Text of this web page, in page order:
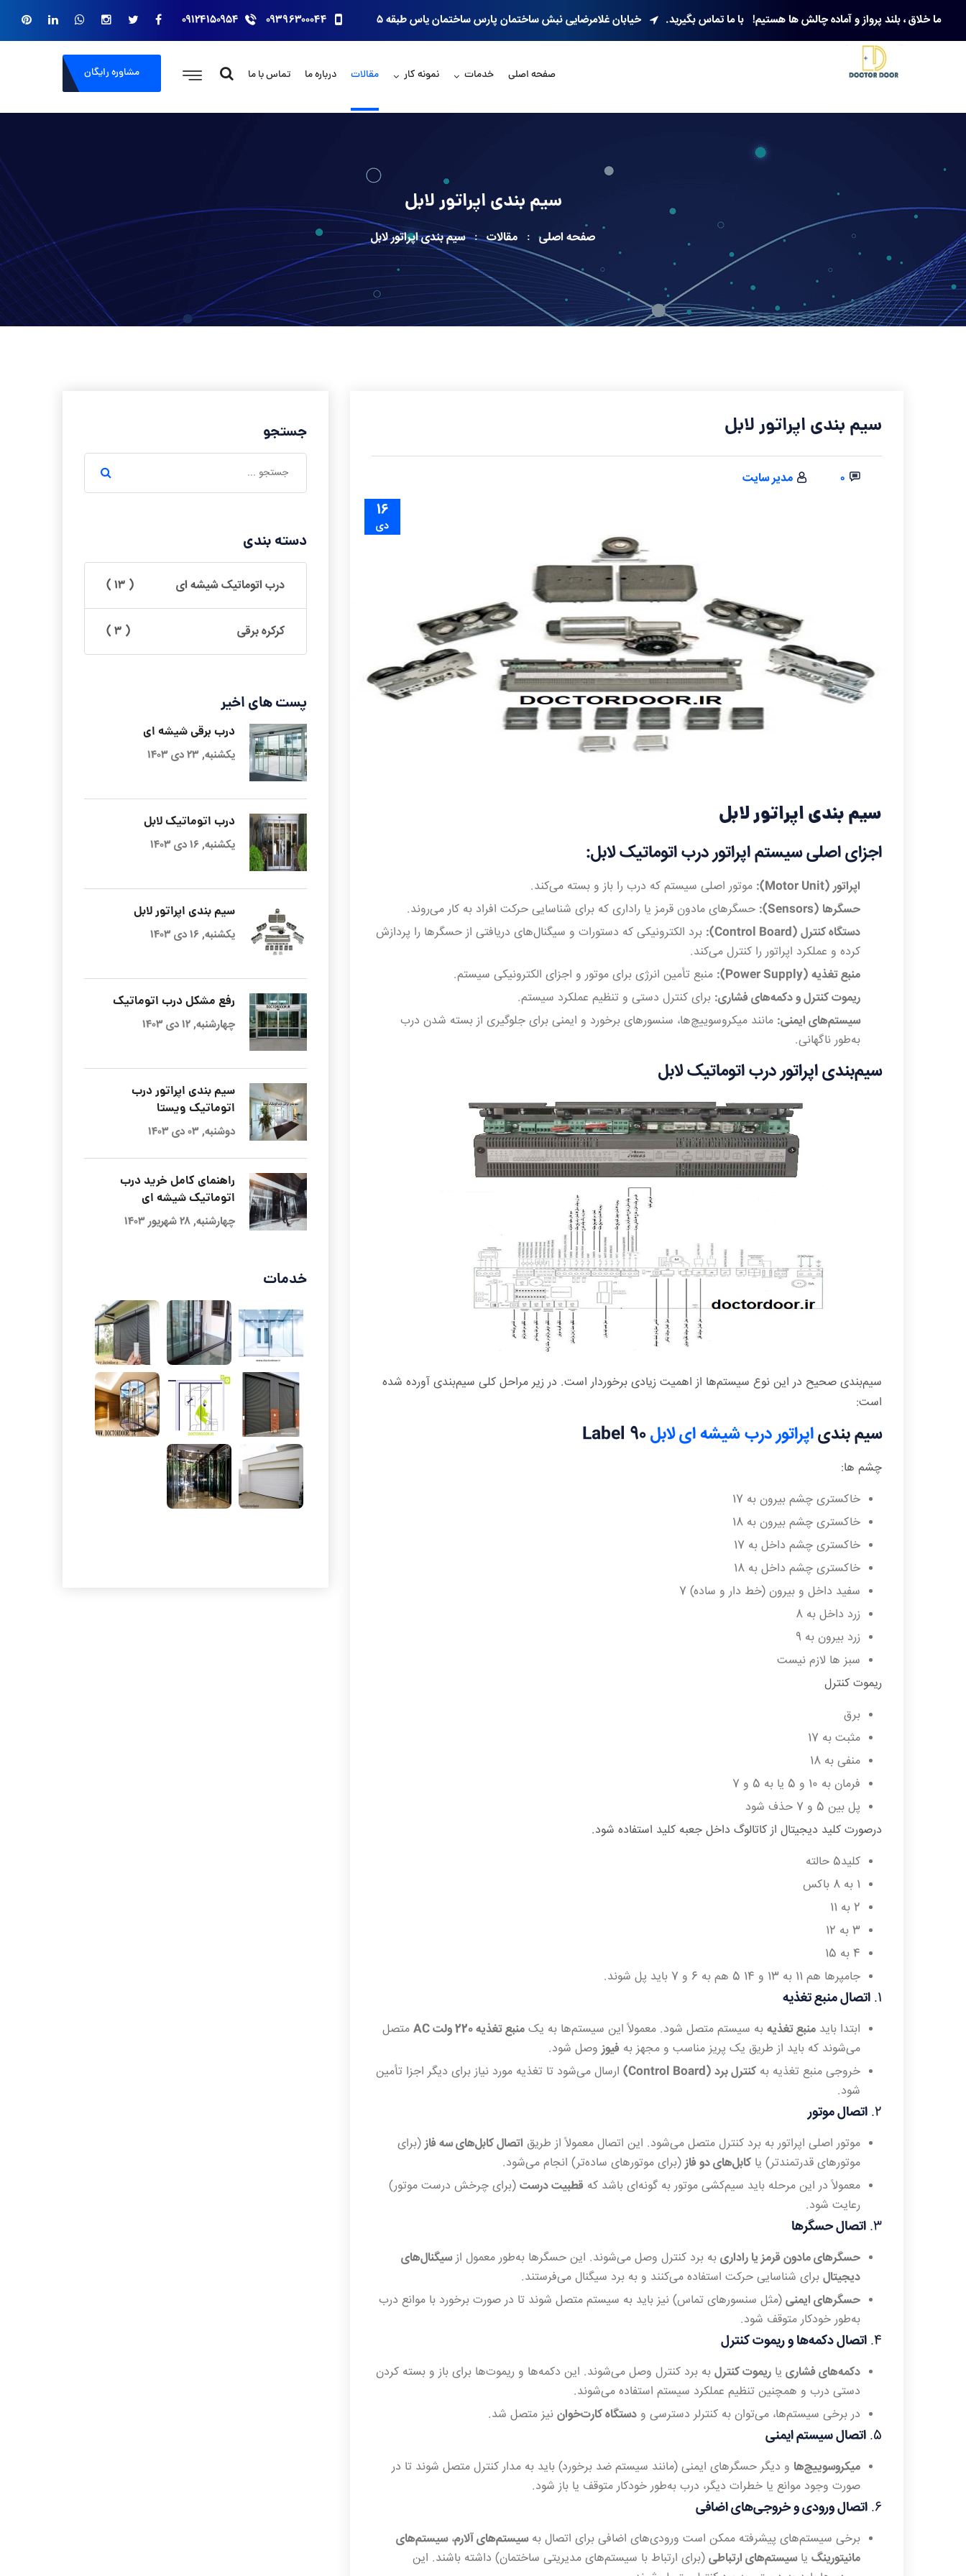
ما خلاق ، بلند پرواز و آماده چالش ها هستیم! با ما تماس بگیرید. خیابان غلامرضایی نبش ساختمان پارس ساختمان یاس طبقه ۵ ۰۹۳۹۶۳۰۰۰۴۴ ۰۹۱۲۴۱۵۰۹۵۴
صفحه اصلی خدمات نمونه کار مقالات درباره ما تماس با ما مشاوره رایگان
سیم بندی اپراتور لابل
صفحه اصلی مقالات سیم بندی اپراتور لابل
سیم بندی اپراتور لابل
۰ مدیر سایت
۱۶
دی
سیم بندی اپراتور لابل
اجزای اصلی سیستم اپراتور درب اتوماتیک لابل:
اپراتور (Motor Unit):
موتور اصلی سیستم که درب را باز و بسته می‌کند.
حسگرها (Sensors):
حسگرهای مادون قرمز یا راداری که برای شناسایی حرکت افراد به کار می‌روند.
دستگاه کنترل (Control Board):
برد الکترونیکی که دستورات و سیگنال‌های دریافتی از حسگرها را پردازش
کرده و عملکرد اپراتور را کنترل می‌کند.
منبع تغذیه (Power Supply):
منبع تأمین انرژی برای موتور و اجزای الکترونیکی سیستم.
ریموت کنترل و دکمه‌های فشاری: برای کنترل دستی و تنظیم عملکرد سیستم.
سیستم‌های ایمنی: مانند میکروسوییچ‌ها، سنسورهای برخورد و ایمنی برای جلوگیری از بسته شدن درب
به‌طور ناگهانی.
سیم‌بندی اپراتور درب اتوماتیک لابل
سیم‌بندی صحیح در این نوع سیستم‌ها از اهمیت زیادی برخوردار است. در زیر مراحل کلی سیم‌بندی آورده شده
است:
سیم بندیاپراتور درب شیشه ای لابل
چشم ها:
خاکستری چشم بیرون به 17
خاکستری چشم بیرون به 18
خاکستری چشم داخل به 17
خاکستری چشم داخل به 18
سفید داخل و بیرون (خط دار و ساده) 7
زرد داخل به 8
زرد بیرون به 9
سبز ها لازم نیست
ریموت کنترل
برق
مثبت به 17
منفی به 18
فرمان به 10 و 5 یا به 5 و 7
پل بین 5 و 7 حذف شود
درصورت کلید دیجیتال از کاتالوگ داخل جعبه کلید استفاده شود.
کلید5 حالته
1 به 8 باکس
2 به 11
3 به 12
4 به 15
جامپرها هم 11 به 13 و 14 5 هم به 6 و 7 باید پل شوند.
1. اتصال منبع تغذیه
ابتدا باید منبع تغذیه به سیستم متصل شود. معمولاً این سیستم‌ها به یک منبع تغذیه 220 ولت AC
متصل
می‌شوند که باید از طریق یک پریز مناسب و مجهز به فیوزوصل شود.
خروجی منبع تغذیه به کنترل برد (Control Board)
ارسال می‌شود تا تغذیه مورد نیاز برای دیگر اجزا تأمین
شود.
2. اتصال موتور
موتور اصلی اپراتور به برد کنترل متصل می‌شود. این اتصال معمولاً از طریق اتصال کابل‌های سه فاز(برای
موتورهای قدرتمندتر) یا کابل‌های دو فاز(برای موتورهای ساده‌تر) انجام می‌شود.
معمولاً در این مرحله باید سیم‌کشی موتور به گونه‌ای باشد که قطبیت درست (برای چرخش درست موتور)
رعایت شود.
3. اتصال حسگرها
حسگرهای مادون قرمز یا راداری به برد کنترل وصل می‌شوند. این حسگرها به‌طور معمول ازسیگنال‌های
دیجیتال برای شناسایی حرکت استفاده می‌کنند و به برد سیگنال می‌فرستند.
حسگرهای ایمنی (مثل سنسورهای تماس) نیز باید به سیستم متصل شوند تا در صورت برخورد با موانع درب
به‌طور خودکار متوقف شود.
4. اتصال دکمه‌ها و ریموت کنترل
دکمه‌های فشاری یا ریموت کنترل به برد کنترل وصل می‌شوند. این دکمه‌ها و ریموت‌ها برای باز و بسته کردن
دستی درب و همچنین تنظیم عملکرد سیستم استفاده می‌شوند.
در برخی سیستم‌ها، می‌توان به کنترلر دسترسی و دستگاه کارت‌خوان نیز متصل شد.
5. اتصال سیستم ایمنی
میکروسوییچ‌ها و دیگر حسگرهای ایمنی (مانند سیستم ضد برخورد) باید به مدار کنترل متصل شوند تا در
صورت وجود موانع یا خطرات دیگر، درب به‌طور خودکار متوقف یا باز شود.
6. اتصال ورودی و خروجی‌های اضافی
برخی سیستم‌های پیشرفته ممکن است ورودی‌های اضافی برای اتصال بهسیستم‌های آلارم،سیستم‌های
مانیتورینگ یاسیستم‌های ارتباطی (برای ارتباط با سیستم‌های مدیریتی ساختمان) داشته باشند. این
جستجو
دسته بندی
درب اتوماتیک شیشه ای ( ۱۳ )
کرکره برقی ( ۳ )
پست های اخیر
درب برقی شیشه ای
یکشنبه, ۲۳ دی ۱۴۰۳
درب اتوماتیک لابل
یکشنبه, ۱۶ دی ۱۴۰۳
سیم بندی اپراتور لابل
یکشنبه, ۱۶ دی ۱۴۰۳
رفع مشکل درب اتوماتیک
چهارشنبه, ۱۲ دی ۱۴۰۳
سیم بندی اپراتور درب
اتوماتیک ویستا
دوشنبه, ۰۳ دی ۱۴۰۳
راهنمای کامل خرید درب
اتوماتیک شیشه ای
چهارشنبه, ۲۸ شهریور ۱۴۰۳
خدمات